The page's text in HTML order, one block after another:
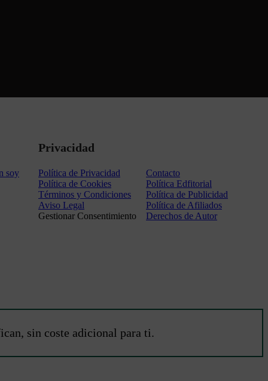
soy
Privacidad
Política de Privacidad
Política de Cookies
Términos y Condiciones
Aviso Legal
Gestionar Consentimiento
Contacto
Política Edfitorial
Política de Publicidad
Política de Afiliados
Derechos de Autor
sin coste adicional para ti.